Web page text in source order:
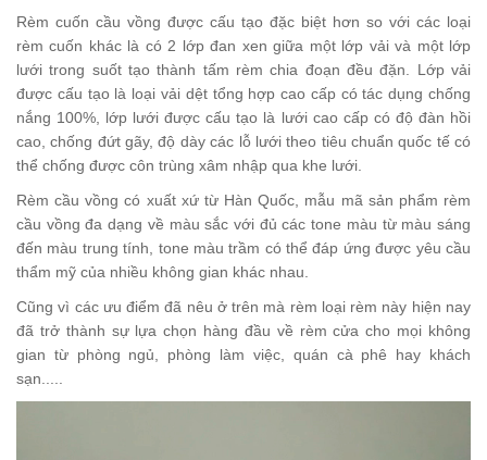
Rèm cuốn cầu vồng được cấu tạo đặc biệt hơn so với các loại
rèm cuốn khác là có 2 lớp đan xen giữa một lớp vải và một lớp
lưới trong suốt tạo thành tấm rèm chia đoạn đều đặn. Lớp vải
được cấu tạo là loại vải dệt tổng hợp cao cấp có tác dụng chống
nắng 100%, lớp lưới được cấu tạo là lưới cao cấp có độ đàn hồi
cao, chống đứt gãy, độ dày các lỗ lưới theo tiêu chuẩn quốc tế có
thể chống được côn trùng xâm nhập qua khe lưới.
Rèm cầu vồng có xuất xứ từ Hàn Quốc, mẫu mã sản phẩm rèm
cầu vồng đa dạng về màu sắc với đủ các tone màu từ màu sáng
đến màu trung tính, tone màu trầm có thể đáp ứng được yêu cầu
thẩm mỹ của nhiều không gian khác nhau.
Cũng vì các ưu điểm đã nêu ở trên mà rèm loại rèm này hiện nay
đã trở thành sự lựa chọn hàng đầu về rèm cửa cho mọi không
gian từ phòng ngủ, phòng làm việc, quán cà phê hay khách
sạn.....